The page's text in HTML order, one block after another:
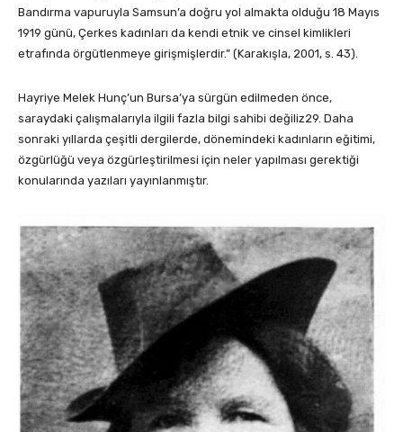
Bandırma vapuruyla Samsun’a doğru yol almakta olduğu 18 Mayıs
1919 günü, Çerkes kadınları da kendi etnik ve cinsel kimlikleri
etrafında örgütlenmeye girişmişlerdir.” (Karakışla, 2001, s. 43).
Hayriye Melek Hunç’un Bursa’ya sürgün edilmeden önce,
saraydaki çalışmalarıyla ilgili fazla bilgi sahibi değiliz29. Daha
sonraki yıllarda çeşitli dergilerde, dönemindeki kadınların eğitimi,
özgürlüğü veya özgürleştirilmesi için neler yapılması gerektiği
konularında yazıları yayınlanmıştır.